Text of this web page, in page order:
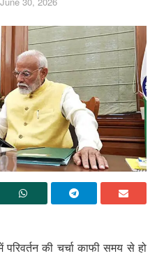
परिवर्तन की चर्चा काफी समय से हो